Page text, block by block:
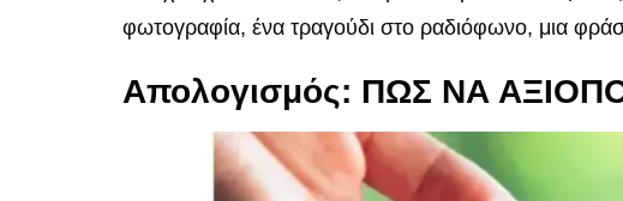
φωτογραφία, ένα τραγούδι στο ραδιόφωνο, μια
Απολογισμός: ΠΩΣ ΝΑ